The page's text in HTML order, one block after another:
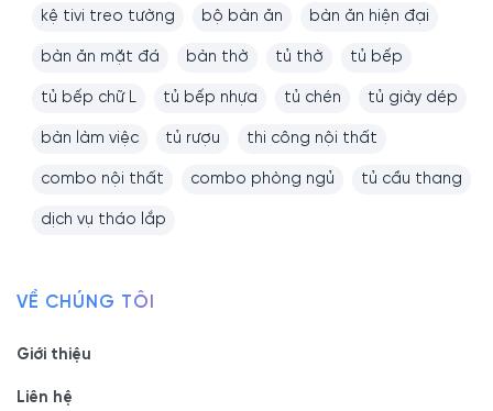
kệ tivi treo tường bộ bàn ăn bàn ăn hiện đại
bàn ăn mặt đá bàn thờ tủ thờ tủ bếp
tủ bếp chữ L tủ bếp nhựa tủ chén tủ giày dép
bàn làm việc tủ rượu thi công nội thất
combo nội thất combo phòng ngủ tủ cầu thang
dịch vụ tháo lắp
VỀ CHÚNG TÔI
Giới thiệu
Liên hệ